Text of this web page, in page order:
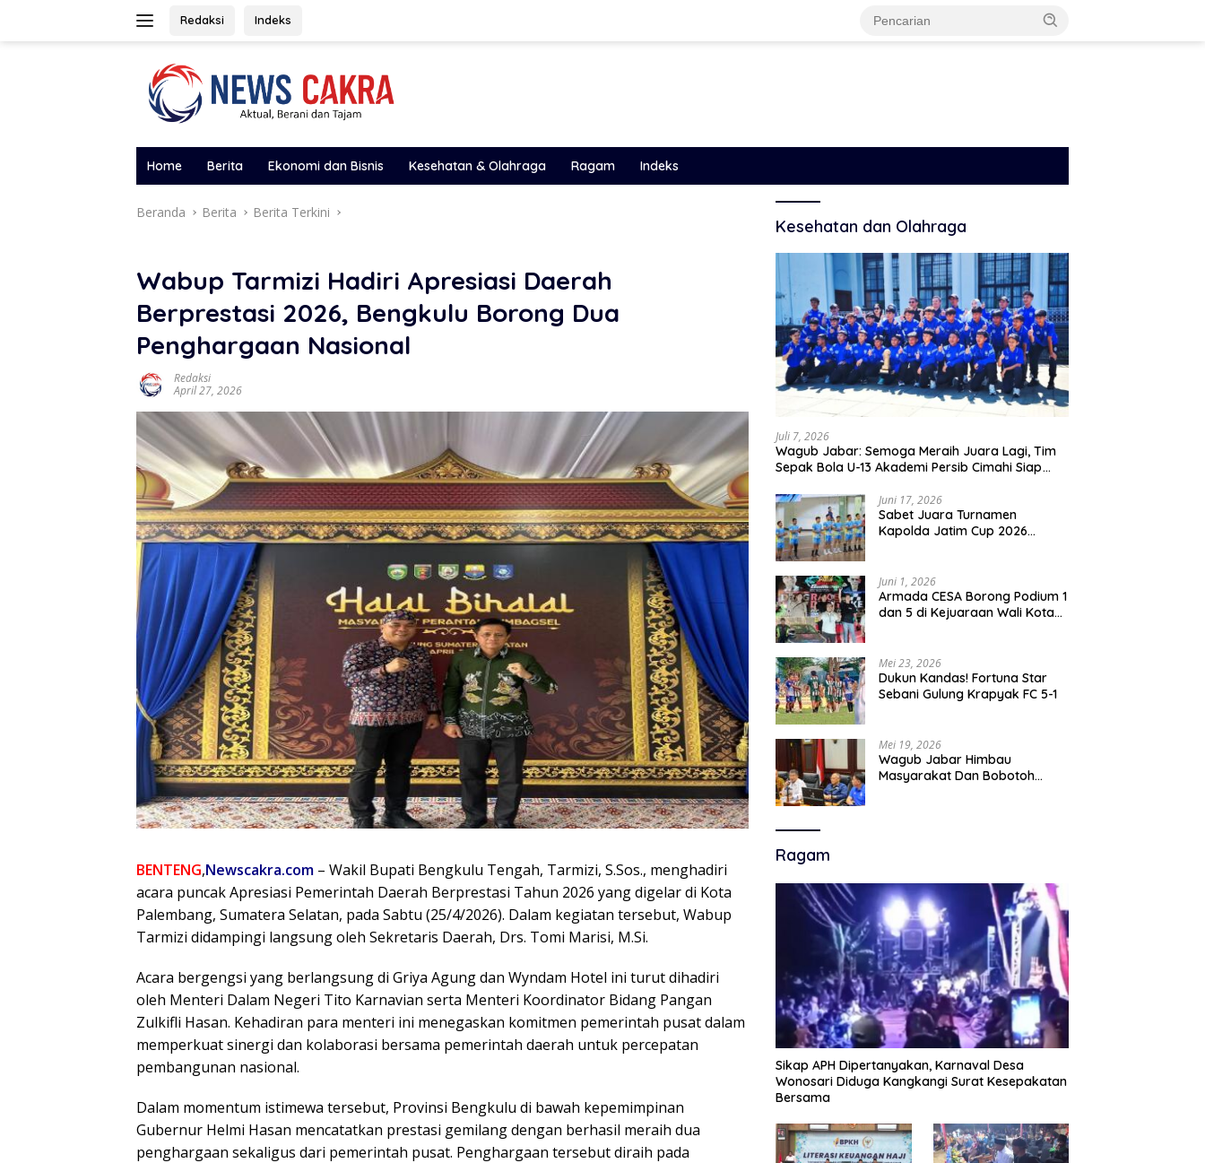
Redaksi Indeks
Home Berita Ekonomi dan Bisnis Kesehatan & Olahraga Ragam Indeks
Beranda Berita Berita Terkini
Wabup Tarmizi Hadiri Apresiasi Daerah
Berprestasi 2026, Bengkulu Borong Dua
Penghargaan Nasional
Redaksi
April 27, 2026
BENTENG,Newscakra.com – Wakil Bupati Bengkulu Tengah, Tarmizi, S.Sos., menghadiri
acara puncak Apresiasi Pemerintah Daerah Berprestasi Tahun 2026 yang digelar di Kota
Palembang, Sumatera Selatan, pada Sabtu (25/4/2026). Dalam kegiatan tersebut, Wabup
Tarmizi didampingi langsung oleh Sekretaris Daerah, Drs. Tomi Marisi, M.Si.
Acara bergengsi yang berlangsung di Griya Agung dan Wyndam Hotel ini turut dihadiri
oleh Menteri Dalam Negeri Tito Karnavian serta Menteri Koordinator Bidang Pangan
Zulkifli Hasan. Kehadiran para menteri ini menegaskan komitmen pemerintah pusat dalam
memperkuat sinergi dan kolaborasi bersama pemerintah daerah untuk percepatan
pembangunan nasional.
Dalam momentum istimewa tersebut, Provinsi Bengkulu di bawah kepemimpinan
Gubernur Helmi Hasan mencatatkan prestasi gemilang dengan berhasil meraih dua
penghargaan sekaligus dari pemerintah pusat. Penghargaan tersebut diraih pada
Kesehatan dan Olahraga
Juli 7, 2026
Wagub Jabar: Semoga Meraih Juara Lagi, Tim
Sepak Bola U-13 Akademi Persib Cimahi Siap
Juni 17, 2026
Sabet Juara Turnamen
Kapolda Jatim Cup 2026
Membanggakan
Juni 1, 2026
Armada CESA Borong Podium 1
dan 5 di Kejuaraan Wali Kota
Mei 23, 2026
Dukun Kandas! Fortuna Star
Sebani Gulung Krapyak FC 5-1
Mei 19, 2026
Wagub Jabar Himbau
Masyarakat Dan Bobotoh
Ragam
Sikap APH Dipertanyakan, Karnaval Desa
Wonosari Diduga Kangkangi Surat Kesepakatan
Bersama